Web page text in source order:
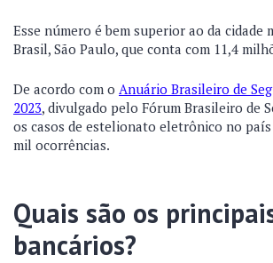
Esse número é bem superior ao da cidade
Brasil, São Paulo, que conta com 11,4
De acordo com o Anuário Brasileiro de
2023, divulgado pelo Fórum Brasileiro de
os casos de estelionato eletrônico no país
mil ocorrências.
Quais são os
bancários?